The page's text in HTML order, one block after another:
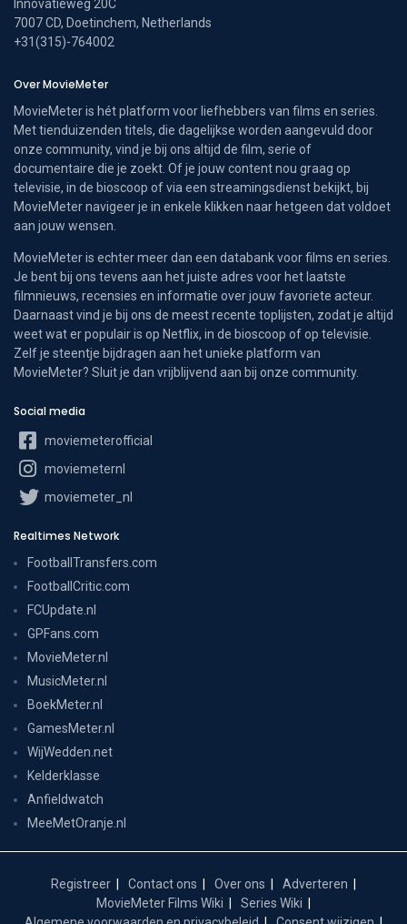
Innovatieweg 20C
7007 CD, Doetinchem, Netherlands
+31(315)-764002
Over MovieMeter
MovieMeter is hét platform voor liefhebbers van films en series.
Met tienduizenden titels, die dagelijkse worden aangevuld door
onze community, vind je bij ons altijd de film, serie of
documentaire die je zoekt. Of je jouw content nou graag op
televisie, in de bioscoop of via een streamingsdienst bekijkt, bij
MovieMeter navigeer je in enkele klikken naar hetgeen dat voldoet
aan jouw wensen.
MovieMeter is echter meer dan een databank voor films en series.
Je bent bij ons tevens aan het juiste adres voor het laatste
filmnieuws, recensies en informatie over jouw favoriete acteur.
Daarnaast vind je bij ons de meest recente toplijsten, zodat je altijd
weet wat er populair is op Netflix, in de bioscoop of op televisie.
Zelf je steentje bijdragen aan het unieke platform van
MovieMeter? Sluit je dan vrijblijvend aan bij onze community.
Social media
moviemeterofficial
moviemeternl
moviemeter_nl
Realtimes Network
FootballTransfers.com
FootballCritic.com
FCUpdate.nl
GPFans.com
MovieMeter.nl
MusicMeter.nl
BoekMeter.nl
GamesMeter.nl
WijWedden.net
Kelderklasse
Anfieldwatch
MeeMetOranje.nl
Registreer Contact ons Over ons
Adverteren
MovieMeter Films Wiki
Series Wiki